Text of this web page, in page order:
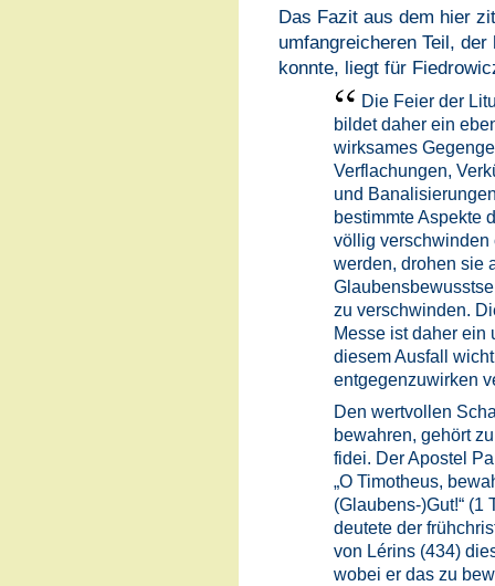
Das Fazit aus dem hier
umfangreicheren Teil,
konnte, liegt für
Die Feier der
bildet daher ein
wirksames
Verflachungen,
und
bestimmte Aspekte
völlig verschwinden
werden, drohen sie
zu verschwinden.
Messe ist daher ein
diesem Ausfall
entgegenzuwirken
Den wertvollen
bewahren, gehört
fidei. Der Apostel
„O Timotheus,
(Glaubens-)Gut!“ (1
deutete der
von Lérins (434)
wobei er das zu